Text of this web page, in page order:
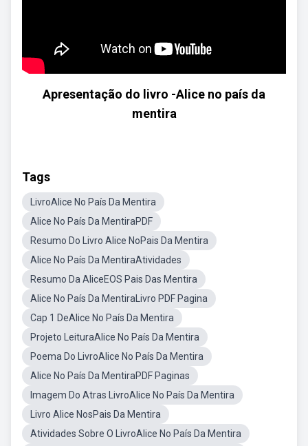
Apresentação do livro -Alice no país da
mentira
Tags
LivroAlice No País Da Mentira
Alice No País Da MentiraPDF
Resumo Do Livro Alice NoPais Da Mentira
Alice No País Da MentiraAtividades
Resumo Da AliceEOS Pais Das Mentira
Alice No País Da MentiraLivro PDF Pagina
Cap 1 DeAlice No País Da Mentira
Projeto LeituraAlice No País Da Mentira
Poema Do LivroAlice No País Da Mentira
Alice No País Da MentiraPDF Paginas
Imagem Do Atras LivroAlice No País Da Mentira
Livro Alice NosPais Da Mentira
Atividades Sobre O LivroAlice No País Da Mentira